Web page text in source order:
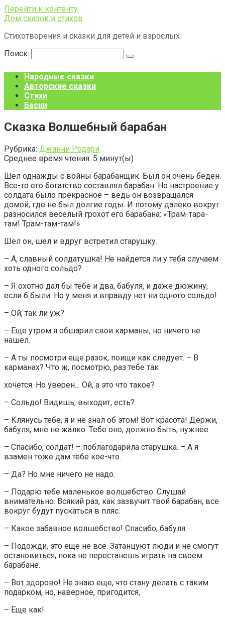
Перейти к контенту
Дом сказок и стихов
Стихотворения и сказки для детей и взрослых
Поиск:
Народные сказки
Авторские сказки
Стихи
Басни
Сказка Волшебный барабан
Рубрика: Джанни Родари
Среднее время чтения: 5 минут(ы)
Шел однажды с войны барабанщик. Был он очень беден.
Все-то его богатство составлял барабан. Но настроение у
солдата было прекрасное – ведь он возвращался
домой, где не был долгие годы. И потому далеко вокруг
разносился веселый грохот его барабана: «Трам-тара-
там! Трам-там-там!»
Шел он, шел и вдруг встретил старушку.
– А, славный солдатушка! Не найдется ли у тебя случаем
хоть одного сольдо?
– Я охотно дал бы тебе и два, бабуля, и даже дюжину,
если б были. Но у меня и вправду нет ни одного сольдо!
– Ой, так ли уж?
– Еще утром я обшарил свои карманы, но ничего не
нашел.
– А ты посмотри еще разок, поищи как следует. – В
карманах? Что ж, посмотрю, раз тебе так
хочется. Но уверен… Ой, а это что такое?
– Сольдо! Видишь, выходит, есть?
– Клянусь тебе, я и не знал об этом! Вот красота! Держи,
бабуля, мне не жалко. Тебе оно, должно быть, нужнее.
– Спасибо, солдат! – поблагодарила старушка. – А я
взамен тоже дам тебе кое-что.
– Да? Но мне ничего не надо.
– Подарю тебе маленькое волшебство. Слушай
внимательно. Всякий раз, как зазвучит твой барабан, все
вокруг будут пускаться в пляс.
– Какое забавное волшебство! Спасибо, бабуля.
– Подожди, это еще не все. Затанцуют люди и не смогут
остановиться, пока не перестанешь играть на своем
барабане.
– Вот здорово! Не знаю еще, что стану делать с таким
подарком, но, наверное, пригодится,
– Еще как!